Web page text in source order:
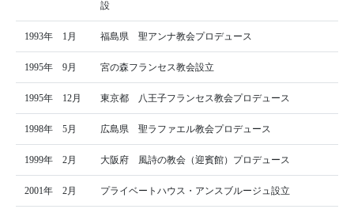
設
1993年 1月 福島県 聖アンナ教会プロデュース
1995年 9月 宮の森フランセス教会設立
1995年 12月 東京都 八王子フランセス教会プロデュース
1998年 5月 広島県 聖ラファエル教会プロデュース
1999年 2月 大阪府 風詩の教会（迎賓館）プロデュース
2001年 2月 プライベートハウス・アンスブルージュ設立